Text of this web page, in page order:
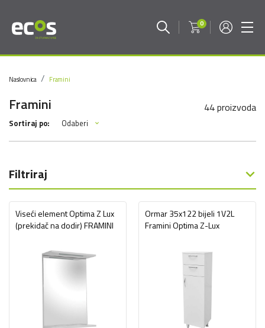
0
Naslovnica Framini
Framini 44 proizvoda
Sortiraj po: Odaberi
Filtriraj
Viseći element Optima Z Lux
(prekidač na dodir) FRAMINI
Ormar 35x122 bijeli 1V2L
Framini Optima Z-Lux